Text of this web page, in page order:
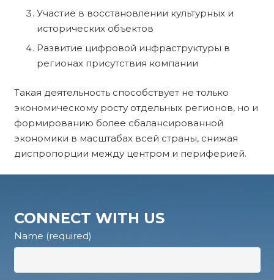
Участие в восстановлении культурных и
исторических объектов
Развитие цифровой инфраструктуры в
регионах присутствия компании
Такая деятельность способствует не только
экономическому росту отдельных регионов, но и
формированию более сбалансированной
экономики в масштабах всей страны, снижая
диспропорции между центром и периферией.
CONNECT WITH US
Name (required)